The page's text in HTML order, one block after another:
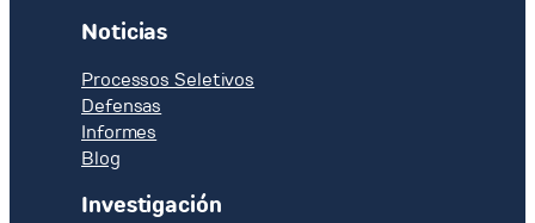
–
2a
(Modeling)
Noticias
Processos Seletivos
Defensas
Informes
Blog
Investigación